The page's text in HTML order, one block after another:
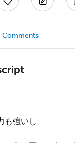
Comments
も強いし